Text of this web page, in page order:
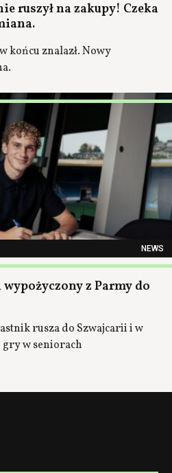
ruszył na zakupy! Czeka
końcu znalazł. Nowy
NEWS
z Parmy do
rusza do Szwajcarii i w
gry w seniorach